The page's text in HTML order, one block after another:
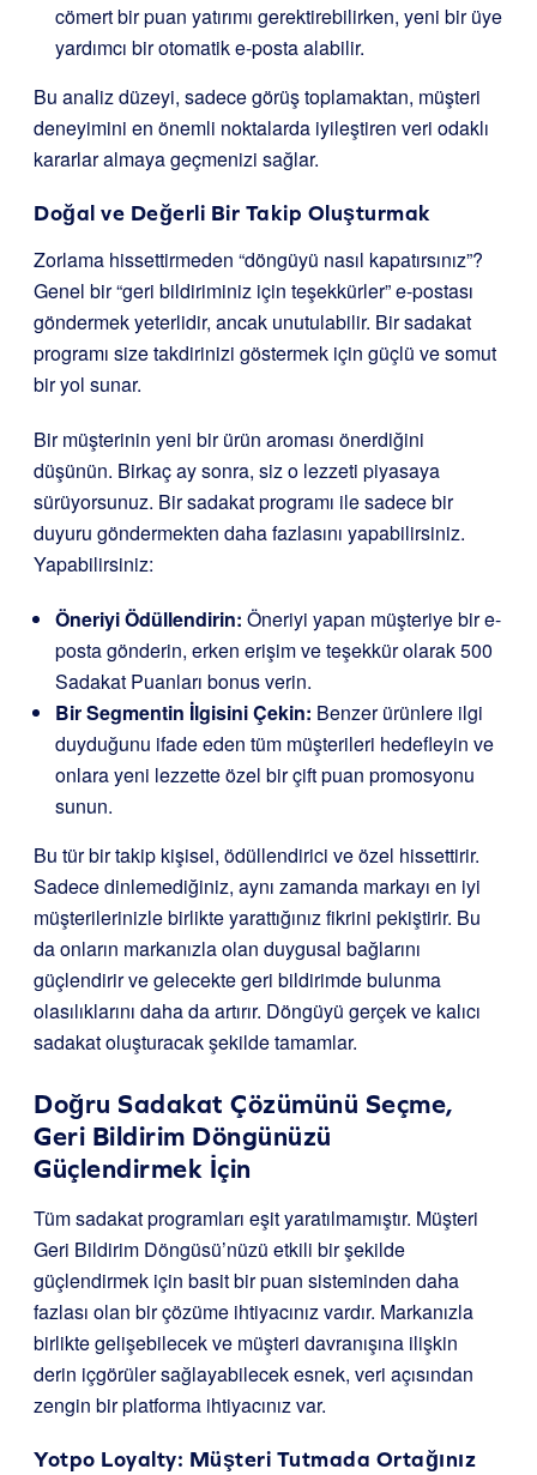
cömert bir puan yatırımı gerektirebilirken, yeni bir üye
yardımcı bir otomatik e-posta alabilir.
Bu analiz düzeyi, sadece görüş toplamaktan, müşteri
deneyimini en önemli noktalarda iyileştiren veri odaklı
kararlar almaya geçmenizi sağlar.
Doğal ve Değerli Bir Takip Oluşturmak
Zorlama hissettirmeden “döngüyü nasıl kapatırsınız”?
Genel bir “geri bildiriminiz için teşekkürler” e-postası
göndermek yeterlidir, ancak unutulabilir. Bir sadakat
programı size takdirinizi göstermek için güçlü ve somut
bir yol sunar.
Bir müşterinin yeni bir ürün aroması önerdiğini
düşünün. Birkaç ay sonra, siz o lezzeti piyasaya
sürüyorsunuz. Bir sadakat programı ile sadece bir
duyuru göndermekten daha fazlasını yapabilirsiniz.
Yapabilirsiniz:
Öneriyi Ödüllendirin: Öneriyi yapan müşteriye bir e-
posta gönderin, erken erişim ve teşekkür olarak 500
Sadakat Puanları bonus verin.
Bir Segmentin İlgisini Çekin: Benzer ürünlere ilgi
duyduğunu ifade eden tüm müşterileri hedefleyin ve
onlara yeni lezzette özel bir çift puan promosyonu
sunun.
Bu tür bir takip kişisel, ödüllendirici ve özel hissettirir.
Sadece dinlemediğiniz, aynı zamanda markayı en iyi
müşterilerinizle birlikte yarattığınız fikrini pekiştirir. Bu
da onların markanızla olan duygusal bağlarını
güçlendirir ve gelecekte geri bildirimde bulunma
olasılıklarını daha da artırır. Döngüyü gerçek ve kalıcı
sadakat oluşturacak şekilde tamamlar.
Doğru Sadakat Çözümünü Seçme,
Geri Bildirim Döngünüzü
Güçlendirmek İçin
Tüm sadakat programları eşit yaratılmamıştır. Müşteri
Geri Bildirim Döngüsü’nüzü etkili bir şekilde
güçlendirmek için basit bir puan sisteminden daha
fazlası olan bir çözüme ihtiyacınız vardır. Markanızla
birlikte gelişebilecek ve müşteri davranışına ilişkin
derin içgörüler sağlayabilecek esnek, veri açısından
zengin bir platforma ihtiyacınız var.
Yotpo Loyalty: Müşteri Tutmada Ortağınız